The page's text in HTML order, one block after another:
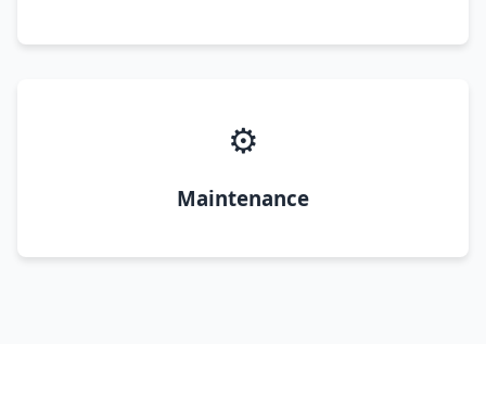
⚙️
Maintenance